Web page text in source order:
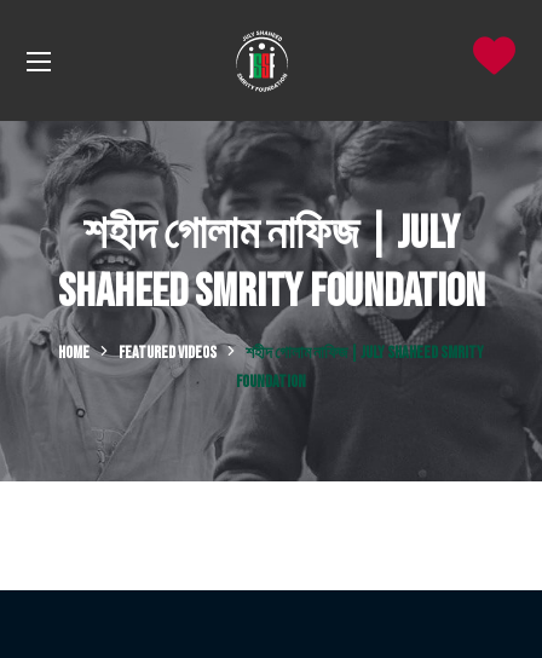
শহীদ গোলাম নাফিজ | July
Shaheed Smrity Foundation
HOME FEATURED VIDEOS
শহীদ গোলাম নাফিজ | JULY SHAHEED SMRITY
FOUNDATION